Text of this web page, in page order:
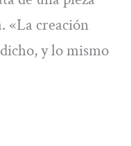
«La creación
y lo mismo